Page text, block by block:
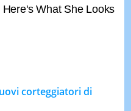
corteggiatori di